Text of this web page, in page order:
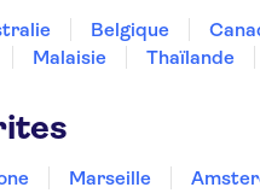
Belgique
Malaisie Thaïlande
Marseille